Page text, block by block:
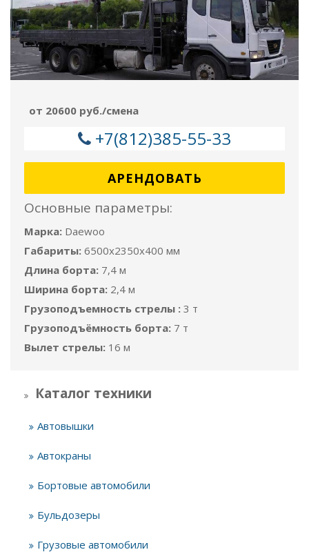
от 20600 руб./смена
+7(812)385-55-33
АРЕНДОВАТЬ
Основные параметры:
Марка: Daewoo
Габариты: 6500x2350x400 мм
Длина борта: 7,4 м
Ширина борта: 2,4 м
Грузоподъемность стрелы : 3 т
Грузоподъёмность борта: 7 т
Вылет стрелы: 16 м
Каталог техники
Автовышки
Автокраны
Бортовые автомобили
Бульдозеры
Грузовые автомобили